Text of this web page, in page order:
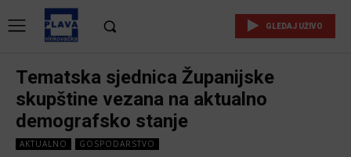
GLEDAJ UŽIVO
Tematska sjednica Županijske
skupštine vezana na aktualno
demografsko stanje
AKTUALNO GOSPODARSTVO